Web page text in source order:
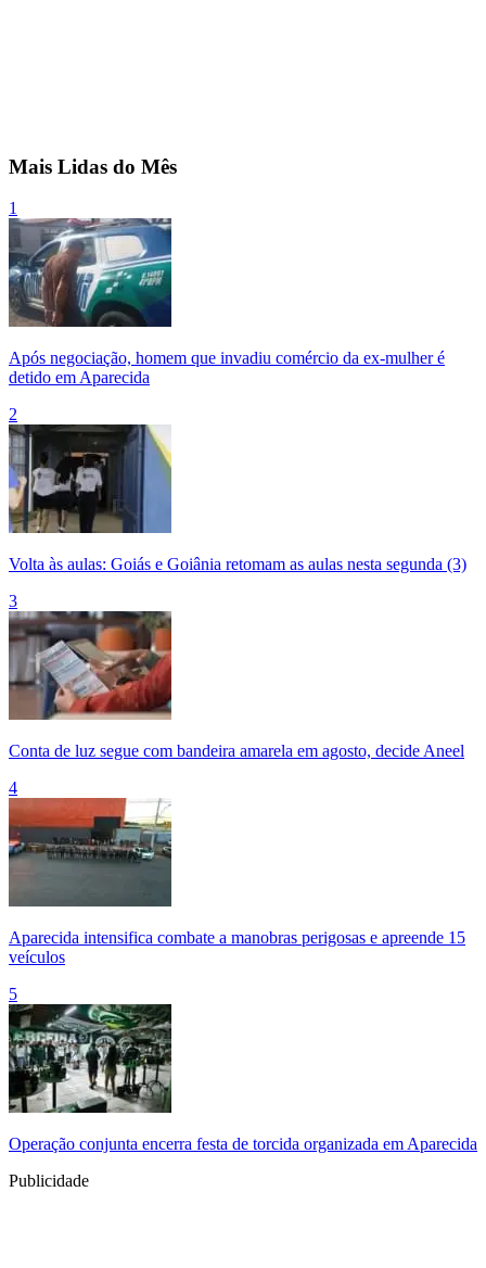
Mais Lidas do Mês
1
Após negociação, homem que invadiu comércio da ex-mulher é
detido em Aparecida
2
Volta às aulas: Goiás e Goiânia retomam as aulas nesta segunda (3)
3
Conta de luz segue com bandeira amarela em agosto, decide Aneel
4
Aparecida intensifica combate a manobras perigosas e apreende 15
veículos
5
Operação conjunta encerra festa de torcida organizada em Aparecida
Publicidade